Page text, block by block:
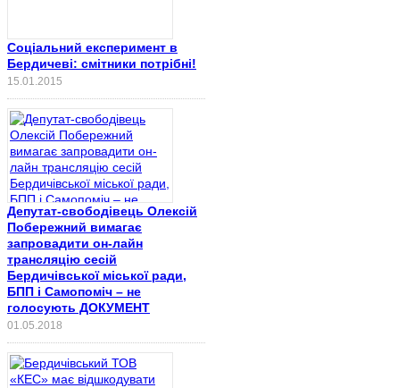
Соціальний експеримент в
Бердичеві: смітники потрібні!
15.01.2015
Депутат-свободівець Олексій
Побережний вимагає
запровадити он-лайн
трансляцію сесій
Бердичівської міської ради,
БПП і Самопоміч – не
голосують ДОКУМЕНТ
01.05.2018